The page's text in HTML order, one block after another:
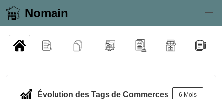
Nomain
Évolution des Tags de Commerces 6 Mois